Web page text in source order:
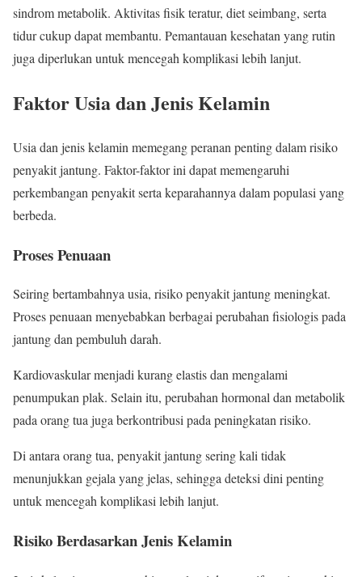
sindrom metabolik. Aktivitas fisik teratur, diet seimbang, serta
tidur cukup dapat membantu. Pemantauan kesehatan yang rutin
juga diperlukan untuk mencegah komplikasi lebih lanjut.
Faktor Usia dan Jenis Kelamin
Usia dan jenis kelamin memegang peranan penting dalam risiko
penyakit jantung. Faktor-faktor ini dapat memengaruhi
perkembangan penyakit serta keparahannya dalam populasi yang
berbeda.
Proses Penuaan
Seiring bertambahnya usia, risiko penyakit jantung meningkat.
Proses penuaan menyebabkan berbagai perubahan fisiologis pada
jantung dan pembuluh darah.
Kardiovaskular menjadi kurang elastis dan mengalami
penumpukan plak. Selain itu, perubahan hormonal dan metabolik
pada orang tua juga berkontribusi pada peningkatan risiko.
Di antara orang tua, penyakit jantung sering kali tidak
menunjukkan gejala yang jelas, sehingga deteksi dini penting
untuk mencegah komplikasi lebih lanjut.
Risiko Berdasarkan Jenis Kelamin